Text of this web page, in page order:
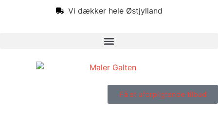
Vi dækker hele Østjylland
Få et uforpligtende tilbud